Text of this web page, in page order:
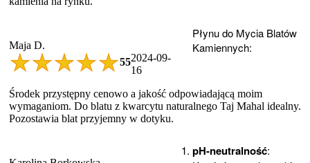
Maja D.
552024-09-
16
Środek przystępny cenowo a jakość odpowiadającą moim
wymaganiom. Do blatu z kwarcytu naturalnego Taj Mahal idealny.
Pozostawia blat przyjemny w dotyku.
Płynu do Mycia Blatów
Kamiennych:
pH-neutralność: